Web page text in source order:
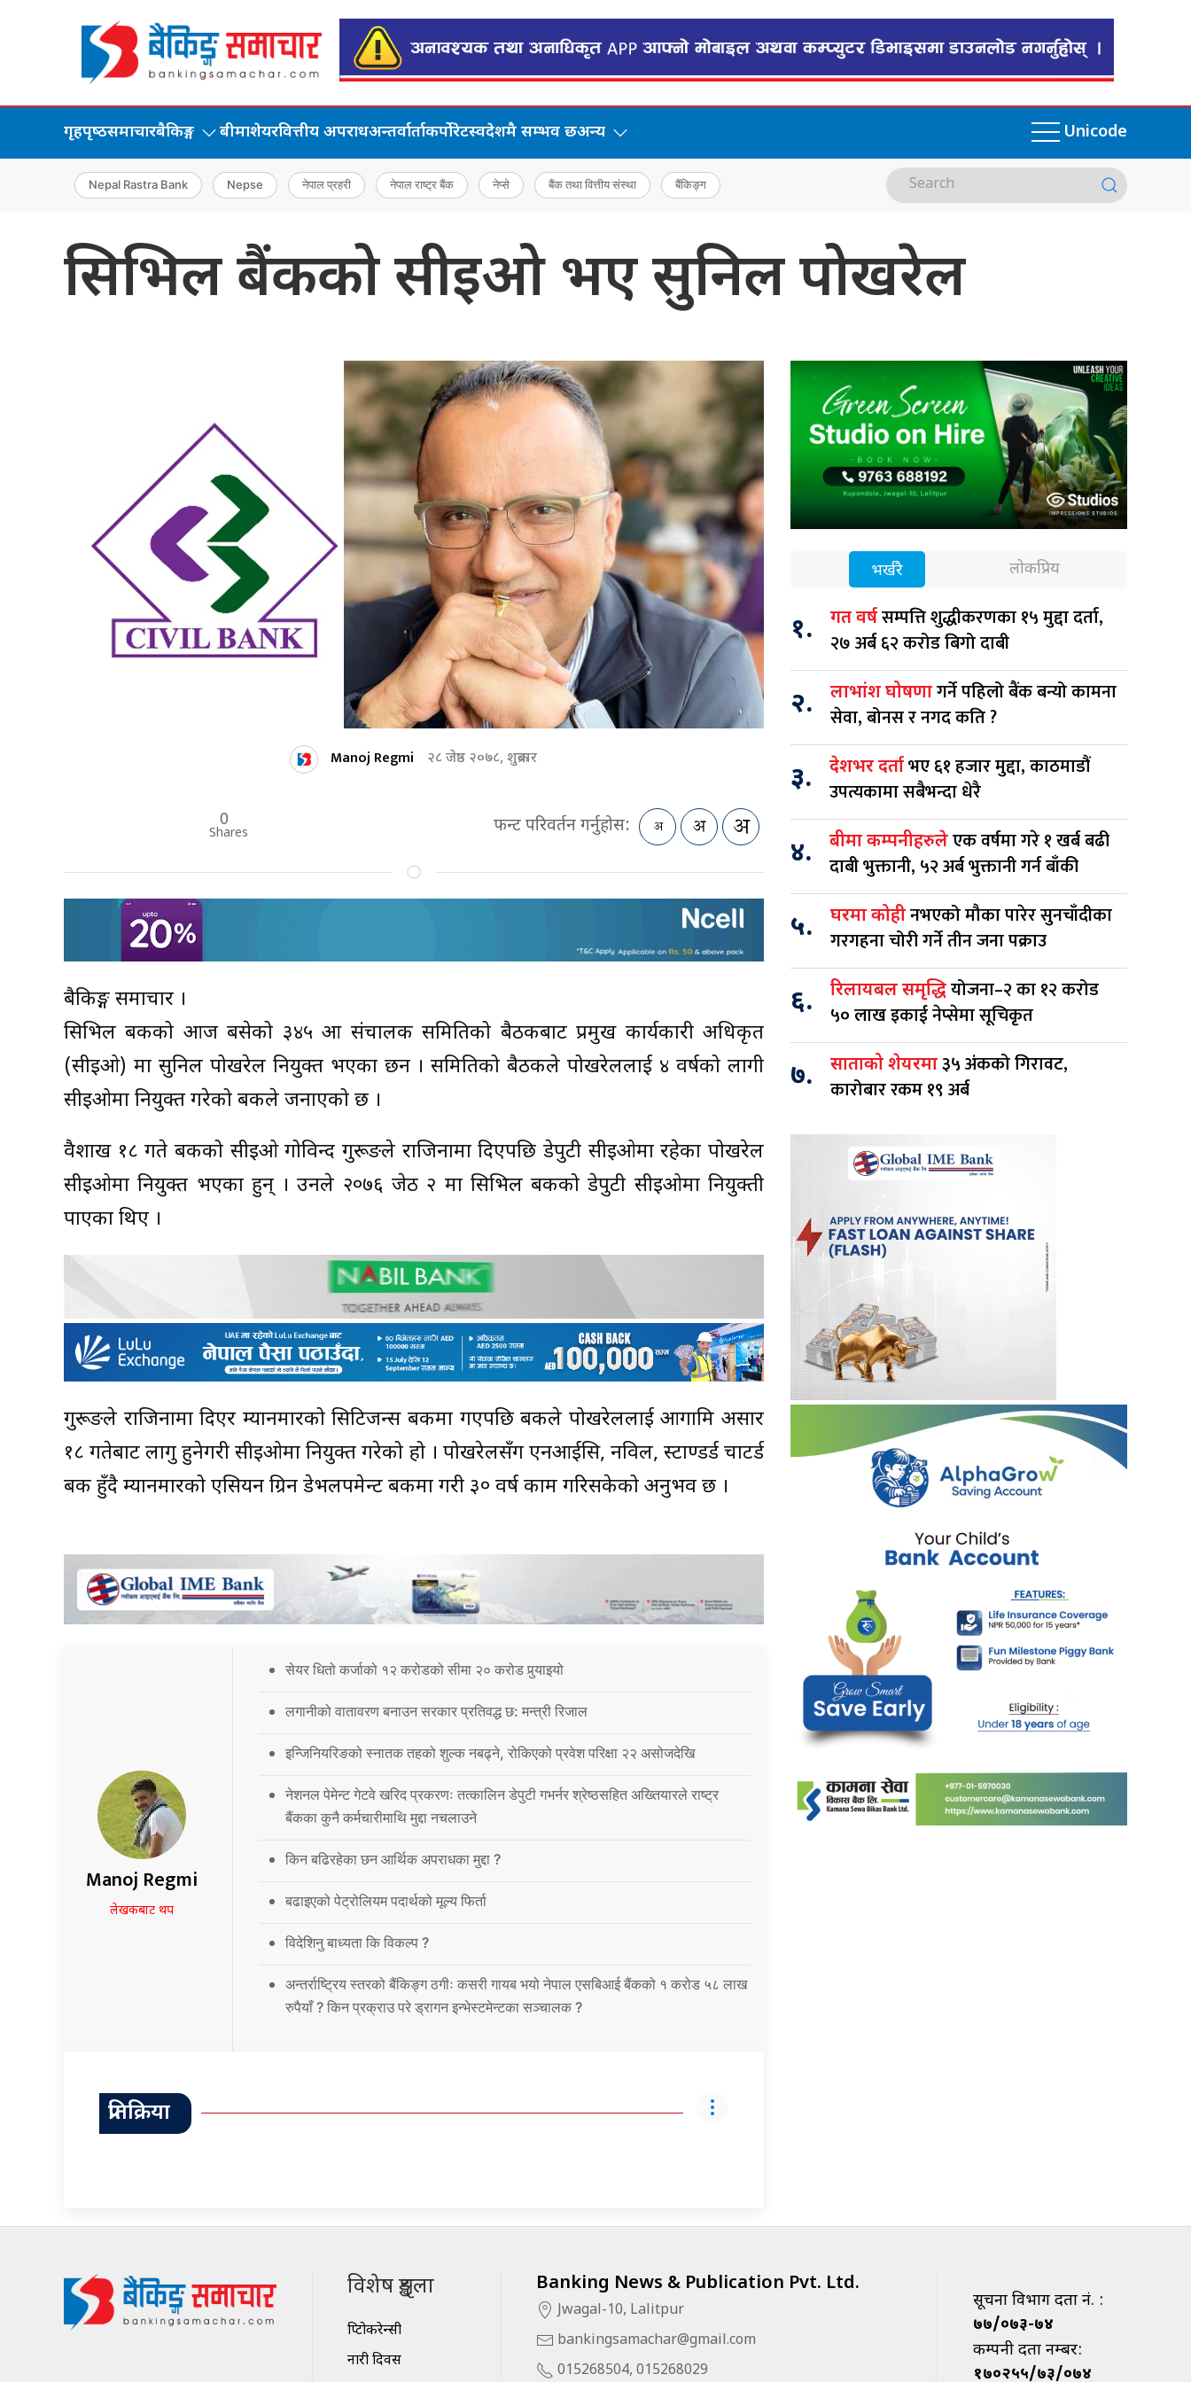
गृहपृष्‍ठसमाचारबैकिङ्ग बीमाशेयरवित्तीय अपराधअन्तर्वार्ताकर्पोरेटस्वदेशमै सम्भव छअन्य Unicode
Nepal Rastra Bank Nepse नेपाल प्रहरी नेपाल राष्ट्र बैंक नेप्से बैंक तथा वित्तीय संस्था बैंकिङ्ग
सिभिल बैंकको सीइओ भए सुनिल पोखरेल
Manoj Regmi २८ जेष्ठ २०७८, शुक्रबार
0
Shares फन्ट परिवर्तन गर्नुहोस:
बैकिङ्ग समाचार ।
सिभिल बैंकको आज बसेको ३४५ औं संचालक समितिको बैठकबाट प्रमुख कार्यकारी अधिकृत
(सीइओ) मा सुनिल पोखरेल नियुक्त भएका छन । समितिको बैठकले पोखरेललाई ४ वर्षको लागी
सीइओमा नियुक्त गरेको बैंकले जनाएको छ ।
वैशाख १८ गते बैंकको सीइओ गोविन्द गुरूङले राजिनामा दिएपछि डेपुटी सीइओमा रहेका पोखरेल
सीइओमा नियुक्त भएका हुन् । उनले २०७६ जेठ २ मा सिभिल बैंकको डेपुटी सीइओमा नियुक्ती
पाएका थिए ।
गुरूङले राजिनामा दिएर म्यानमारको सिटिजन्स बैंकमा गएपछि बैंकले पोखरेललाई आगामि असार
१८ गतेबाट लागु हुनेगरी सीइओमा नियुक्त गरेको हो । पोखरेलसँग एनआईसि, नविल, स्टाण्डर्ड चाटर्ड
बैंक हुँदै म्यानमारको एसियन ग्रिन डेभलपमेन्ट बैंकमा गरी ३० वर्ष काम गरिसकेको अनुभव छ ।
Manoj Regmi
लेखकबाट थप
सेयर धितो कर्जाको १२ करोडको सीमा २० करोड पुर्‍याइयो
लगानीको वातावरण बनाउन सरकार प्रतिवद्ध छ: मन्त्री रिजाल
इन्जिनियरिङको स्नातक तहको शुल्क नबढ्ने, रोकिएको प्रवेश परिक्षा २२ असोजदेखि
नेशनल पेमेन्ट गेटवे खरिद प्रकरणः तत्कालिन डेपुटी गभर्नर श्रेष्ठसहित अख्तियारले राष्ट्र
बैंकका कुनै कर्मचारीमाथि मुद्दा नचलाउने
किन बढिरहेका छन आर्थिक अपराधका मुद्दा ?
बढाइएको पेट्रोलियम पदार्थको मूल्य फिर्ता
विदेशिनु बाध्यता कि विकल्प ?
अन्तर्राष्ट्रिय स्तरको बैंकिङ्ग ठगीः कसरी गायब भयो नेपाल एसबिआई बैंकको १ करोड ५८ लाख
रुपैयाँ ? किन प्रक्राउ परे ड्रागन इन्भेस्टमेन्टका सञ्चालक ?
प्रतिक्रिया
भर्खरै लोकप्रिय
१. गत वर्षसम्पत्ति शुद्धीकरणका १५ मुद्दा दर्ता,
२७ अर्ब ६२ करोड बिगो दाबी
२. लाभांश घोषणागर्ने पहिलो बैंक बन्यो कामना
सेवा, बोनस र नगद कति ?
३. देशभर दर्ताभए ६१ हजार मुद्दा, काठमाडौं
उपत्यकामा सबैभन्दा धेरै
४. बीमा कम्पनीहरुलेएक वर्षमा गरे १ खर्ब बढी
दाबी भुक्तानी, ५२ अर्ब भुक्तानी गर्न बाँकी
५. घरमा कोहीनभएको मौका पारेर सुनचाँदीका
गरगहना चोरी गर्ने तीन जना पक्राउ
६. रिलायबल समृद्धियोजना–२ का १२ करोड
५० लाख इकाई नेप्सेमा सूचिकृत
७. साताको शेयरमा३५ अंकको गिरावट,
कारोबार रकम १९ अर्ब
विशेष शृङ्खला
क्रिप्टोकरेन्सी
नारी दिवस
Banking News & Publication Pvt. Ltd.
Jwagal-10, Lalitpur
bankingsamachar@gmail.com
015268504, 015268029
सूचना विभाग दर्ता नं. :
७७/०७३-७४
कम्पनी दर्ता नम्बर:
१७०२५५/७३/०७४